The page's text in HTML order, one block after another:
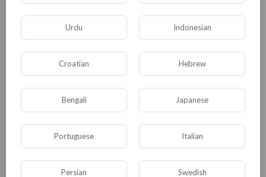
Комедия Развлечение
Новости и политика Криминал Культура
Флора и фауна ЖКХ История
Медицина Наука и образование
Религия Экономика Экология
Технологии Другая
Urdu Indonesian
Croatian Hebrew
Bengali Japanese
Portuguese Italian
Persian Swedish